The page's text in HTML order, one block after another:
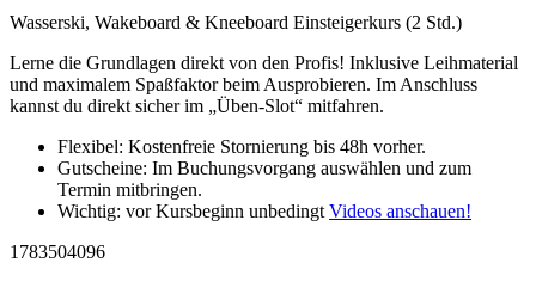
Wasserski, Wakeboard & Kneeboard Einsteigerkurs (2 Std.)
Lerne die Grundlagen direkt von den Profis! Inklusive Leihmaterial
und maximalem Spaßfaktor beim Ausprobieren. Im Anschluss
kannst du direkt sicher im „Üben-Slot“ mitfahren.
Flexibel: Kostenfreie Stornierung bis 48h vorher.
Gutscheine: Im Buchungsvorgang auswählen und zum
Termin mitbringen.
Wichtig: vor Kursbeginn unbedingtVideos anschauen!
1783504096